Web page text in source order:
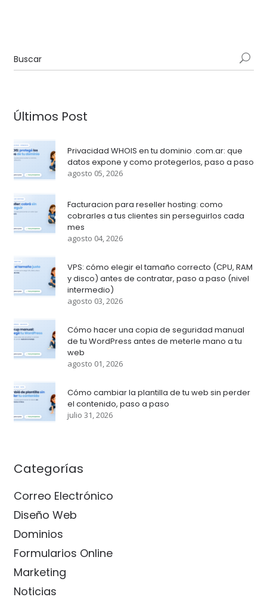
Últimos Post
Privacidad WHOIS en tu dominio .com.ar: que
datos expone y como protegerlos, paso a paso
agosto 05, 2026
Facturacion para reseller hosting: como
cobrarles a tus clientes sin perseguirlos cada
mes
agosto 04, 2026
VPS: cómo elegir el tamaño correcto (CPU, RAM
y disco) antes de contratar, paso a paso (nivel
intermedio)
agosto 03, 2026
Cómo hacer una copia de seguridad manual
de tu WordPress antes de meterle mano a tu
web
agosto 01, 2026
Cómo cambiar la plantilla de tu web sin perder
el contenido, paso a paso
julio 31, 2026
Categorías
Correo Electrónico
Diseño Web
Dominios
Formularios Online
Marketing
Noticias